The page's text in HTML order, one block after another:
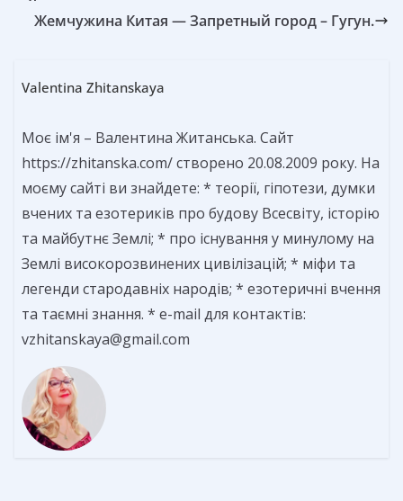
Жемчужина Китая — Запретный город – Гугун.
Valentina Zhitanskaya
Моє ім'я – Валентина Житанська. Сайт
https://zhitanska.com/ створено 20.08.2009 року. На
моєму сайті ви знайдете: * теорії, гіпотези, думки
вчених та езотериків про будову Всесвіту, історію
та майбутнє Землі; * про існування у минулому на
Землі високорозвинених цивілізацій; * міфи та
легенди стародавніх народів; * езотеричні вчення
та таємні знання. * e-mail для контактів:
vzhitanskaya@gmail.com